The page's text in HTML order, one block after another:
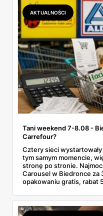
AKTUALNOŚCI
Tani weekend 7-8.08 -
Carrefour?
Cztery sieci
tym samym momencie,
stronę po stronie.
Carousel w Biedronce za
opakowaniu gratis, rabat
2,99 zł za kilogram, ale
odpowiada masłem za
najwięcej wyciśniesz z